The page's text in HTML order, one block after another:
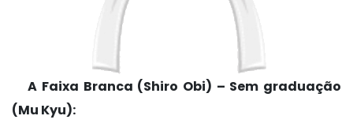
A Faixa Branca (Shiro Obi) – Sem graduação
(Mu Kyu):